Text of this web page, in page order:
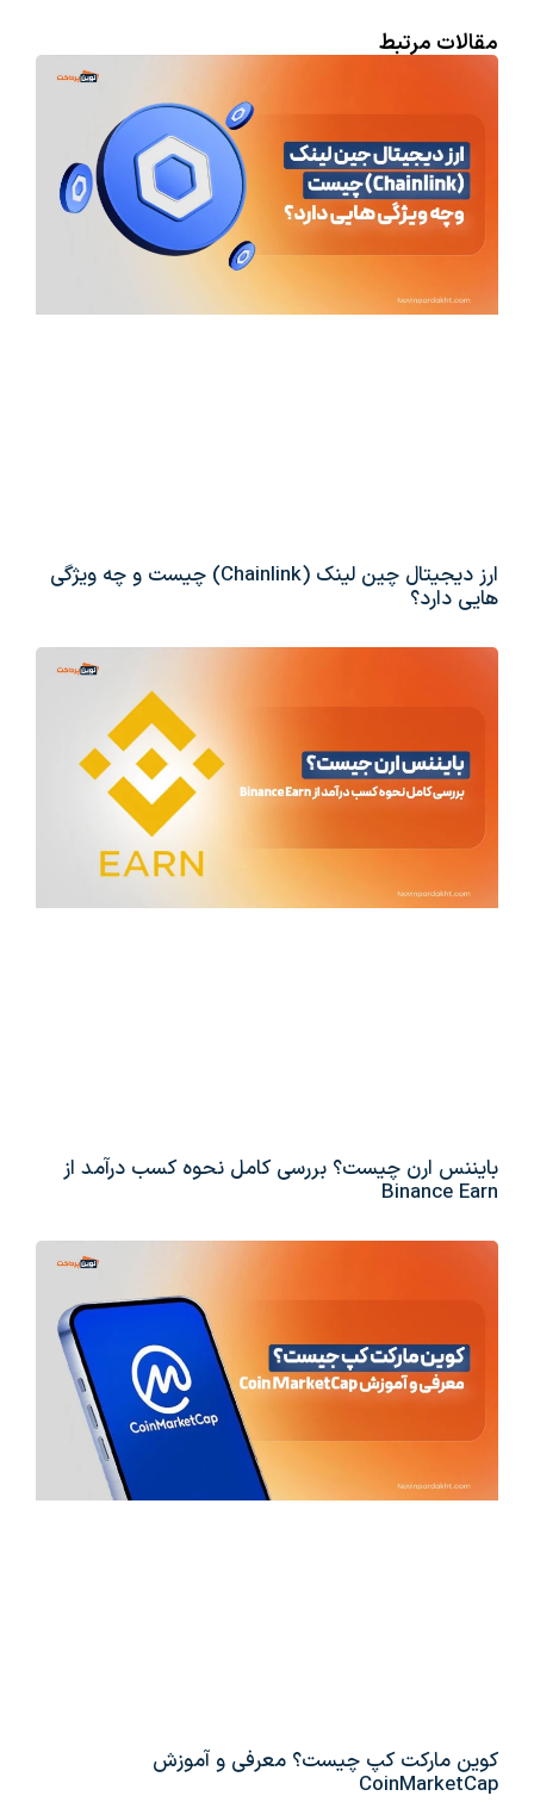
مقالات مرتبط
ارز دیجیتال چین لینک (Chainlink) چیست و چه ویژگی
هایی دارد؟
بایننس ارن چیست؟ بررسی کامل نحوه کسب درآمد از
Binance Earn
کوین مارکت کپ چیست؟ معرفی و آموزش
CoinMarketCap